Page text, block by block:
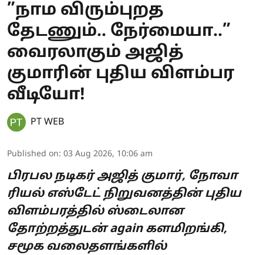
”நாம விரும்புறத
தேடணும்.. நேர்மையா..”
வைரலாகும் அஜித்
குமாரின் புதிய விளம்பர
வீடியோ!
PT WEB
Published on: 03 Aug 2026, 10:06 am
பிரபல நடிகர் அஜித் குமார், நோவா
ரியல் எஸ்டேட் நிறுவனத்தின் புதிய
விளம்பரத்தில் ஸ்டைலான
தோற்றத்துடன் again களமிறங்கி,
சமூக வலைதளங்களில்